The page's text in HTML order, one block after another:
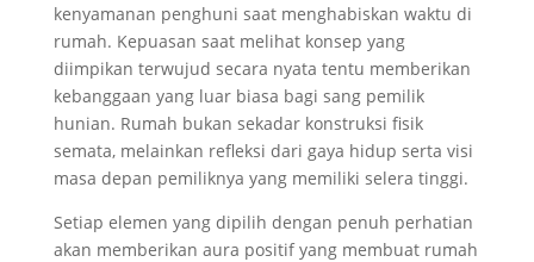
kenyamanan penghuni saat menghabiskan waktu di
rumah. Kepuasan saat melihat konsep yang
diimpikan terwujud secara nyata tentu memberikan
kebanggaan yang luar biasa bagi sang pemilik
hunian. Rumah bukan sekadar konstruksi fisik
semata, melainkan refleksi dari gaya hidup serta visi
masa depan pemiliknya yang memiliki selera tinggi.
Setiap elemen yang dipilih dengan penuh perhatian
akan memberikan aura positif yang membuat rumah